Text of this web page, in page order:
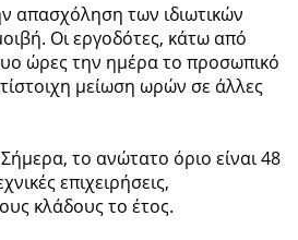
απασχόληση των ιδιωτικών
Οι εργοδότες, κάτω από
ώρες την ημέρα το προσωπικό
μείωση ωρών σε άλλες
το ανώτατο όριο είναι 48
επιχειρήσεις,
κλάδους το έτος.